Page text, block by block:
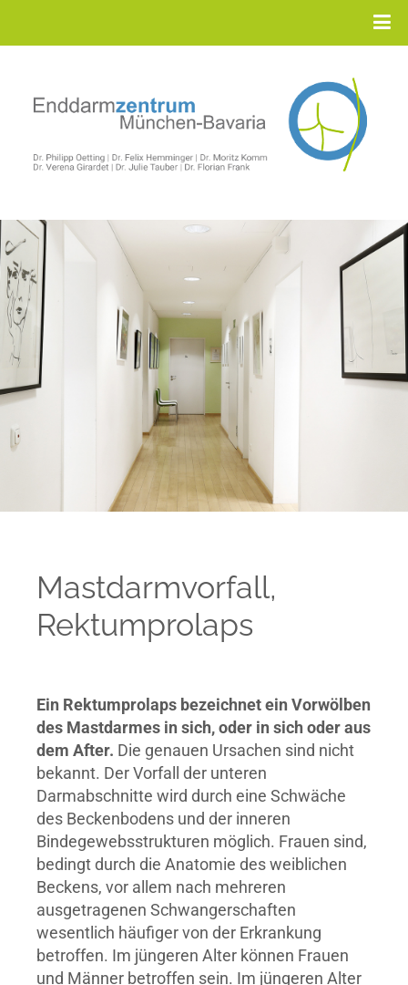
Mastdarmvorfall,
Rektumprolaps
Ein Rektumprolaps bezeichnet ein Vorwölben
des Mastdarmes in sich, oder in sich oder aus
dem After. Die genauen Ursachen sind nicht
bekannt. Der Vorfall der unteren
Darmabschnitte wird durch eine Schwäche
des Beckenbodens und der inneren
Bindegewebsstrukturen möglich. Frauen sind,
bedingt durch die Anatomie des weiblichen
Beckens, vor allem nach mehreren
ausgetragenen Schwangerschaften
wesentlich häufiger von der Erkrankung
betroffen. Im jüngeren Alter können Frauen
und Männer betroffen sein. Im jüngeren Alter